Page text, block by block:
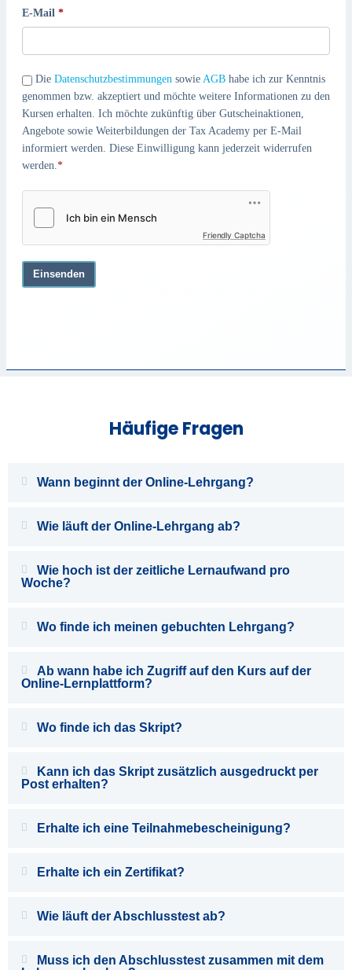
E-Mail
Die Datenschutzbestimmungen sowie AGB habe ich zur Kenntnis
genommen bzw. akzeptiert und möchte weitere Informationen zu den
Kursen erhalten. Ich möchte zukünftig über Gutscheinaktionen,
Angebote sowie Weiterbildungen der Tax Academy per E-Mail
informiert werden. Diese Einwilligung kann jederzeit widerrufen
werden.*
Friendly Captcha
Einsenden
Häufige Fragen
Wann beginnt der Online-Lehrgang?
Wie läuft der Online-Lehrgang ab?
Wie hoch ist der zeitliche Lernaufwand pro
Woche?
Wo finde ich meinen gebuchten Lehrgang?
Ab wann habe ich Zugriff auf den Kurs auf der
Online-Lernplattform?
Wo finde ich das Skript?
Kann ich das Skript zusätzlich ausgedruckt per
Post erhalten?
Erhalte ich eine Teilnahmebescheinigung?
Erhalte ich ein Zertifikat?
Wie läuft der Abschlusstest ab?
Muss ich den Abschlusstest zusammen mit dem